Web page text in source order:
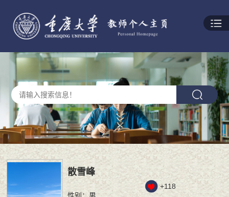
散雪峰
性别：男
+118